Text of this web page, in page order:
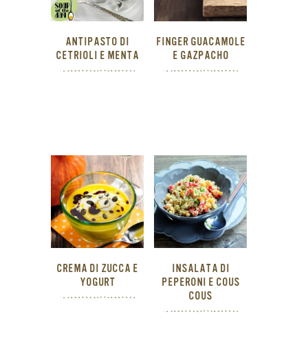
ANTIPASTO DI
CETRIOLI E MENTA
FINGER GUACAMOLE
E GAZPACHO
CREMA DI ZUCCA E
YOGURT
INSALATA DI
PEPERONI E COUS
COUS